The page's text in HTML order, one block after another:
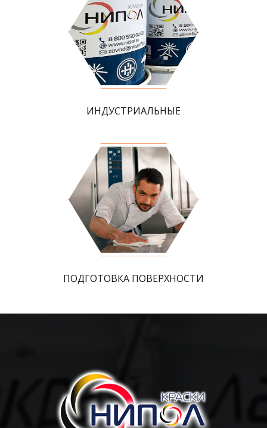
ИНДУСТРИАЛЬНЫЕ
ПОДГОТОВКА ПОВЕРХНОСТИ